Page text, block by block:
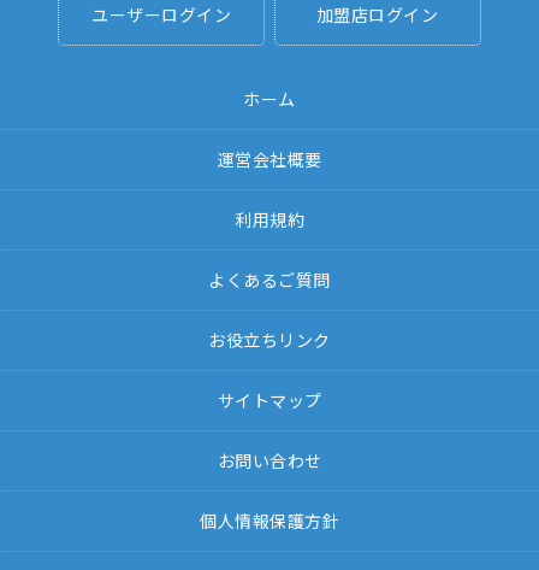
ユーザーログイン 加盟店ログイン
ホーム
運営会社概要
利用規約
よくあるご質問
お役立ちリンク
サイトマップ
お問い合わせ
個人情報保護方針